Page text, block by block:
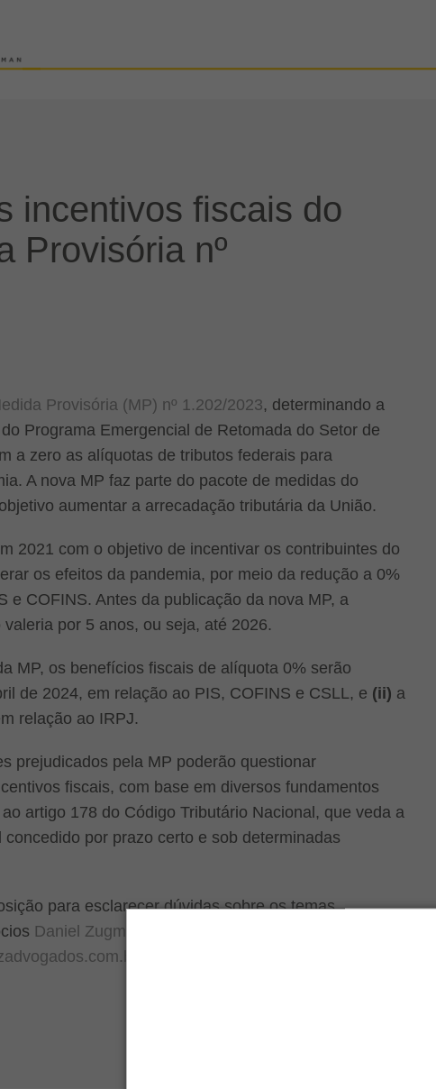
incentivos fiscais do
Provisória nº
Provisória (MP) nº 1.202/2023, determinando a
Programa Emergencial de Retomada do Setor de
a zero as alíquotas de tributos federais para
A nova MP faz parte do pacote de medidas do
aumentar a arrecadação tributária da União.
2021 com o objetivo de incentivar os contribuintes do
os efeitos da pandemia, por meio da redução a 0%
e COFINS. Antes da publicação da nova MP, a
por 5 anos, ou seja, até 2026.
MP, os benefícios fiscais de alíquota 0% serão
de 2024, em relação ao PIS, COFINS e CSLL, e (ii) a
relação ao IRPJ.
prejudicados pela MP poderão questionar
fiscais, com base em diversos fundamentos
artigo 178 do Código Tributário Nacional, que veda a
por prazo certo e sob determinadas
para esclarecer dúvidas sobre os temas.
Daniel Zugman